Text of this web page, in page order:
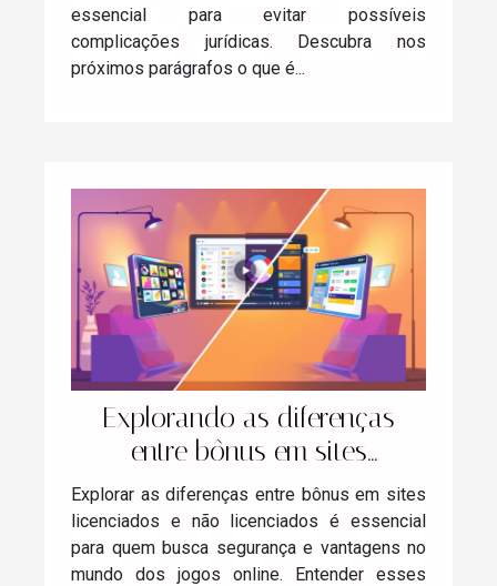
essencial para evitar possíveis
complicações jurídicas. Descubra nos
próximos parágrafos o que é...
Explorando as diferenças
entre bônus em sites
licenciados e não licenciados
Explorar as diferenças entre bônus em sites
licenciados e não licenciados é essencial
para quem busca segurança e vantagens no
mundo dos jogos online. Entender esses